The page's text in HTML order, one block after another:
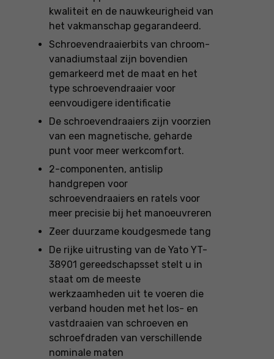
kwaliteit en de nauwkeurigheid van
het vakmanschap gegarandeerd.
Schroevendraaierbits van chroom-
vanadiumstaal zijn bovendien
gemarkeerd met de maat en het
type schroevendraaier voor
eenvoudigere identificatie
De schroevendraaiers zijn voorzien
van een magnetische, geharde
punt voor meer werkcomfort.
2-componenten, antislip
handgrepen voor
schroevendraaiers en ratels voor
meer precisie bij het manoeuvreren
Zeer duurzame koudgesmede tang
De rijke uitrusting van de Yato YT-
38901 gereedschapsset stelt u in
staat om de meeste
werkzaamheden uit te voeren die
verband houden met het los- en
vastdraaien van schroeven en
schroefdraden van verschillende
nominale maten